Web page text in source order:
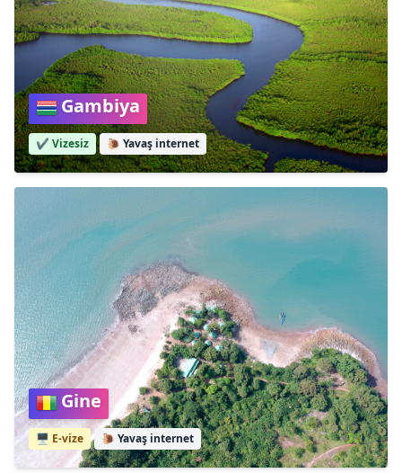
Gambiya
✔️ Vizesiz 🐌 Yavaş internet
Gine
🖥️ E-vize 🐌 Yavaş internet